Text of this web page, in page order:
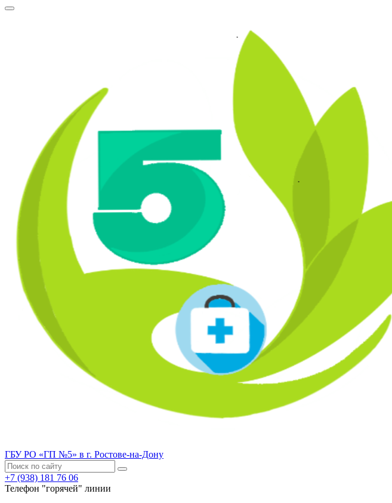
ГБУ РО «ГП №5» в г. Ростове-на-Дону
+7 (938) 181 76 06
Телефон "горячей" линии